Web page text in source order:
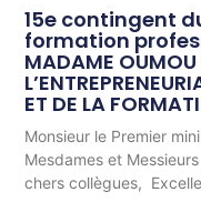
15e contingent
formation
MADAME OUMOU
ET DE LA
Monsieur le Premier
Mesdames et
chers collègues,